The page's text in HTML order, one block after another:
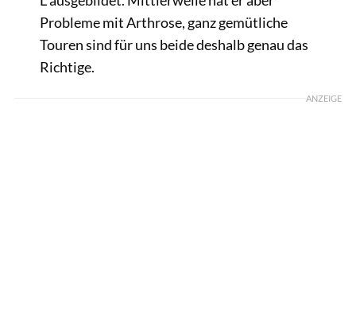
Probleme mit Arthrose, ganz gemütliche
Touren sind für uns beide deshalb genau das
Richtige.
ANZEIGE